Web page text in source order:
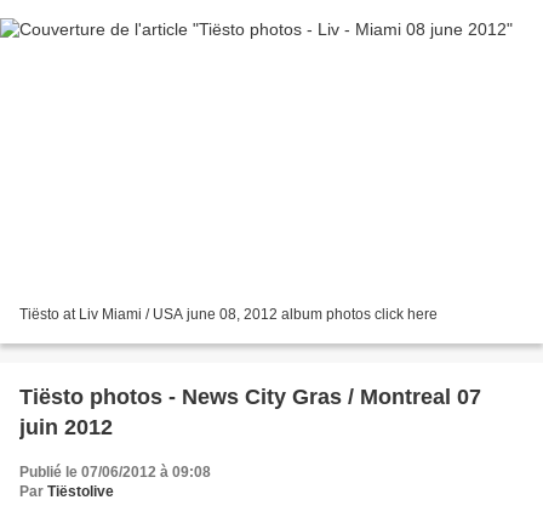
Tiësto at Liv Miami / USA june 08, 2012 album photos click here
Tiësto photos - News City Gras / Montreal 07
juin 2012
Publié le 07/06/2012 à 09:08
Par Tiëstolive